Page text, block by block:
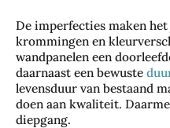
De imperfecties maken
krommingen en
wandpanelen een
daarnaast een bewuste
levensduur van bestaand
doen aan kwaliteit.
diepgang.